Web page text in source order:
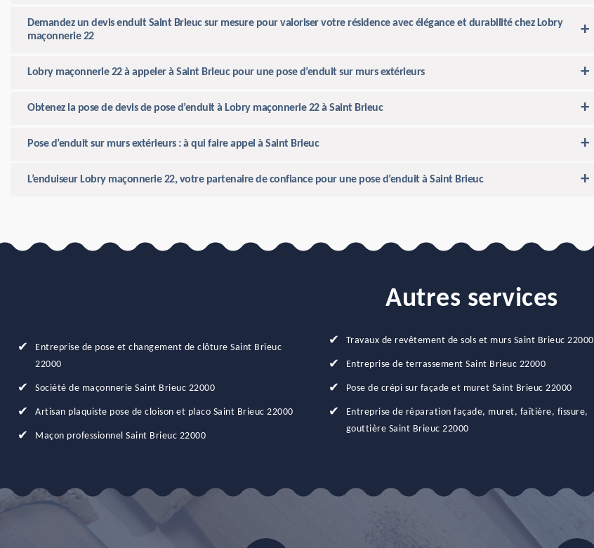
Demandez un devis enduit Saint Brieuc sur mesure pour valoriser votre résidence avec élégance et durabilité chez Lobry
maçonnerie 22
Lobry maçonnerie 22 à appeler à Saint Brieuc pour une pose d’enduit sur murs extérieurs
Obtenez la pose de devis de pose d’enduit à Lobry maçonnerie 22 à Saint Brieuc
Pose d’enduit sur murs extérieurs : à qui faire appel à Saint Brieuc
L’enduiseur Lobry maçonnerie 22, votre partenaire de confiance pour une pose d’enduit à Saint Brieuc
Autres services
Entreprise de pose et changement de clôture Saint Brieuc
22000
Société de maçonnerie Saint Brieuc 22000
Artisan plaquiste pose de cloison et placo Saint Brieuc 22000
Maçon professionnel Saint Brieuc 22000
Travaux de revêtement de sols et murs Saint Brieuc 22000
Entreprise de terrassement Saint Brieuc 22000
Pose de crépi sur façade et muret Saint Brieuc 22000
Entreprise de réparation façade, muret, faîtière, fissure,
gouttière Saint Brieuc 22000